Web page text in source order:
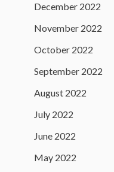
December 2022
November 2022
October 2022
September 2022
August 2022
July 2022
June 2022
May 2022